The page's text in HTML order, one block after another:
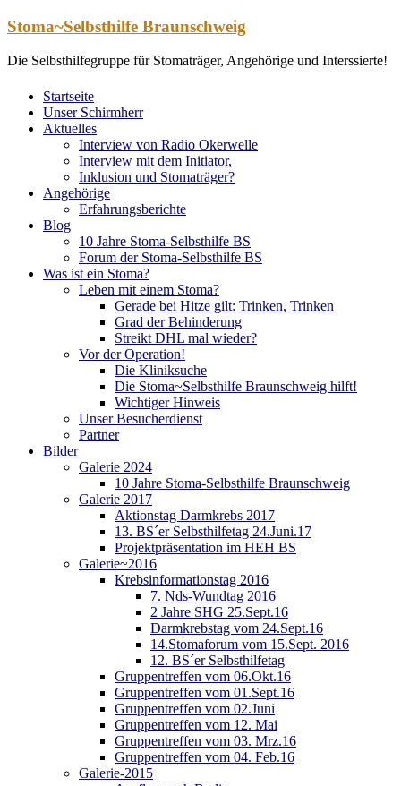
Zum
springen
Stoma~Selbsthilfe Braunschweig
Die Selbsthilfegruppe für Stomaträger, Angehörige und Interssierte!
Startseite
Unser Schirmherr
Aktuelles
Interview von Radio Okerwelle
Interview mit dem Initiator,
Inklusion und Stomaträger?
Angehörige
Erfahrungsberichte
Blog
10 Jahre Stoma-Selbsthilfe BS
Forum der Stoma-Selbsthilfe BS
Was ist ein Stoma?
Leben mit einem Stoma?
Gerade bei Hitze gilt: Trinken, Trinken
Grad der Behinderung
Streikt DHL mal wieder?
Vor der Operation!
Die Kliniksuche
Die Stoma~Selbsthilfe Braunschweig hilft!
Wichtiger Hinweis
Unser Besucherdienst
Partner
Bilder
Galerie 2024
10 Jahre Stoma-Selbsthilfe Braunschweig
Galerie 2017
Aktionstag Darmkrebs 2017
13. BS´er Selbsthilfetag 24.Juni.17
Projektpräsentation im HEH BS
Galerie~2016
Krebsinformationstag 2016
7. Nds-Wundtag 2016
2 Jahre SHG 25.Sept.16
Darmkrebstag vom 24.Sept.16
14.Stomaforum vom 15.Sept. 2016
12. BS´er Selbsthilfetag
Gruppentreffen vom 06.Okt.16
Gruppentreffen vom 01.Sept.16
Gruppentreffen vom 02.Juni
Gruppentreffen vom 12. Mai
Gruppentreffen vom 03. Mrz.16
Gruppentreffen vom 04. Feb.16
Galerie-2015